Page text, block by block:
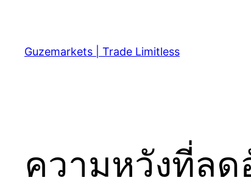
content
Guzemarkets | Trade Limitless
ความหวังที่ลด